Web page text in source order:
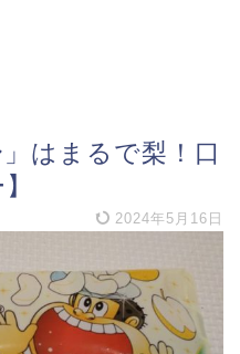
はまるで梨！口
2024年5月16日